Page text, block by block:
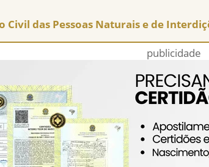
Civil das Pessoas Naturais e de
publicidade